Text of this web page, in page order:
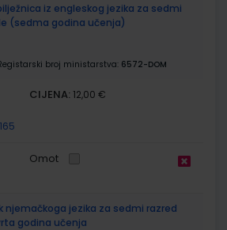
iz engleskog jezika za sedmi
(sedma godina učenja)
broj ministarstva: 6572-DOM
CIJENA: 12,00 €
Omot
njemačkoga jezika za sedmi razred
godina učenja